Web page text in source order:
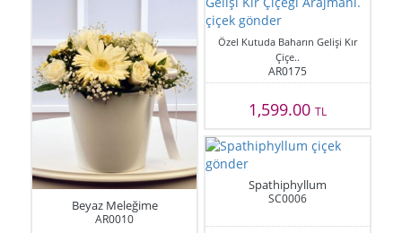
Beyaz Meleğime
AR0010
Özel Kutuda Baharın Gelişi Kır
Çiçe..
AR0175
1,599.00 TL
Spathiphyllum
SC0006